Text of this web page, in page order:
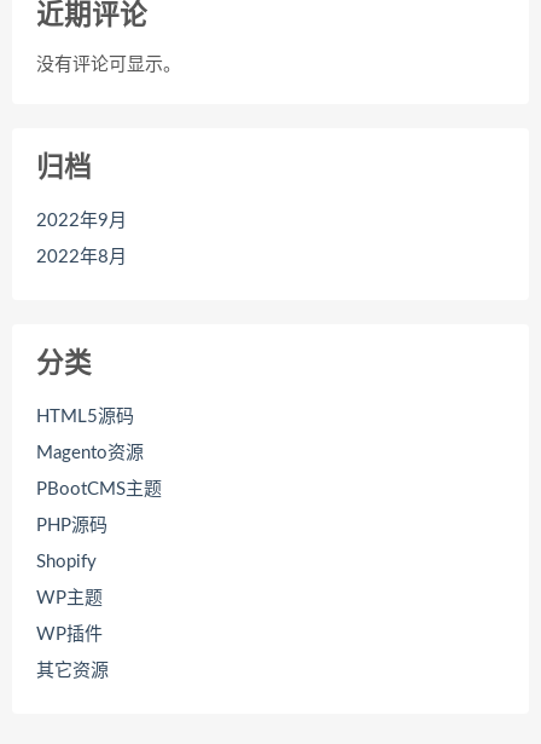
近期评论
没有评论可显示。
归档
2022年9月
2022年8月
分类
HTML5源码
Magento资源
PBootCMS主题
PHP源码
Shopify
WP主题
WP插件
其它资源